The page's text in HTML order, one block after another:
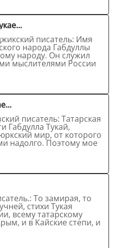
писатель: Имя
народа Габдуллы
народу. Он служил
мыслителями России
Татарская
Габдулла Тукай,
мир, от которого
надолго. Поэтому мое
то
стихи Тукая
всему татарскому
и в Кайские степи, и